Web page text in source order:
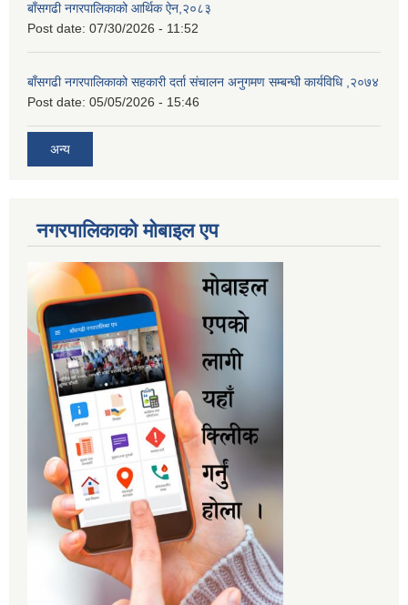
बाँसगढी नगरपालिकाको आर्थिक ऐन,२०८३
Post date: 07/30/2026 - 11:52
बाँसगढी नगरपालिकाको सहकारी दर्ता संचालन अनुगमण सम्बन्धी कार्यविधि ,२०७४
Post date: 05/05/2026 - 15:46
अन्य
नगरपालिकाकाे माेबाइल एप